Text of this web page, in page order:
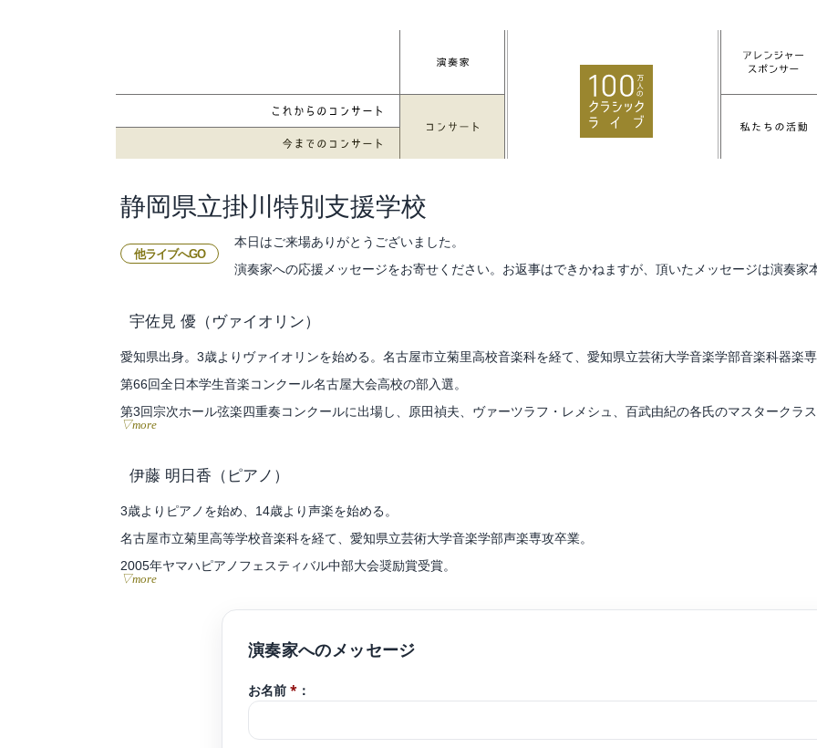
静岡県立掛川特別支援学校
他ライブへGO
本日はご来場ありがとうございました。
演奏家への応援メッセージをお寄せください。お返事はできかねますが、頂いたメッセージは演奏家
宇佐見 優 （ヴァイオリン）
愛知県出身。3歳よりヴァイオリンを始める。名古屋市立菊里高校音楽科を経て、愛知県立芸術大学音楽学部音楽科器楽専
第66回全日本学生音楽コンクール名古屋大会高校の部入選。
第3回宗次ホール弦楽四重奏コンクールに出場し、原田禎夫、ヴァーツラフ・レメシュ、百武由紀の各氏のマスタークラス
これまでにヴァイオリンを花井晶子、森下陽子、沼田園子、白石禮子の各氏に、室内楽を百武由紀、花崎薫の各氏に師事。
一般社団法人アマービレフィルハーモニー管弦楽団アソシエイトプレイヤー。
録音専門オーケストラgaQdan所属。
▽more
伊藤 明日香 （ピアノ）
3歳よりピアノを始め、14歳より声楽を始める。
名古屋市立菊里高等学校音楽科を経て、愛知県立芸術大学音楽学部声楽専攻卒業。
2005年ヤマハピアノフェスティバル中部大会奨励賞受賞。
また過去の経験を生かし、弾き語りとしてクラシック部門だけでなく様々なジャンルでも演奏を行なうだけでなく、クラ
これまでに、声楽を筧真美子、ビルギッタ・ノルドファルク、マルチェッラ・レアーレ各氏に、ピアノを富田真砂子、上
▽more
お名前 * ：